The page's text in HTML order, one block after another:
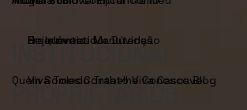
Seja Investidor
Dúvidas Frequentes
Manutenção de Imóveis
INSTITUCIONAL
Quem Somos Contato Viva Cascavel
Viva Toledo Trabalhe Conosco Blog
PROPRIETÁRIOS